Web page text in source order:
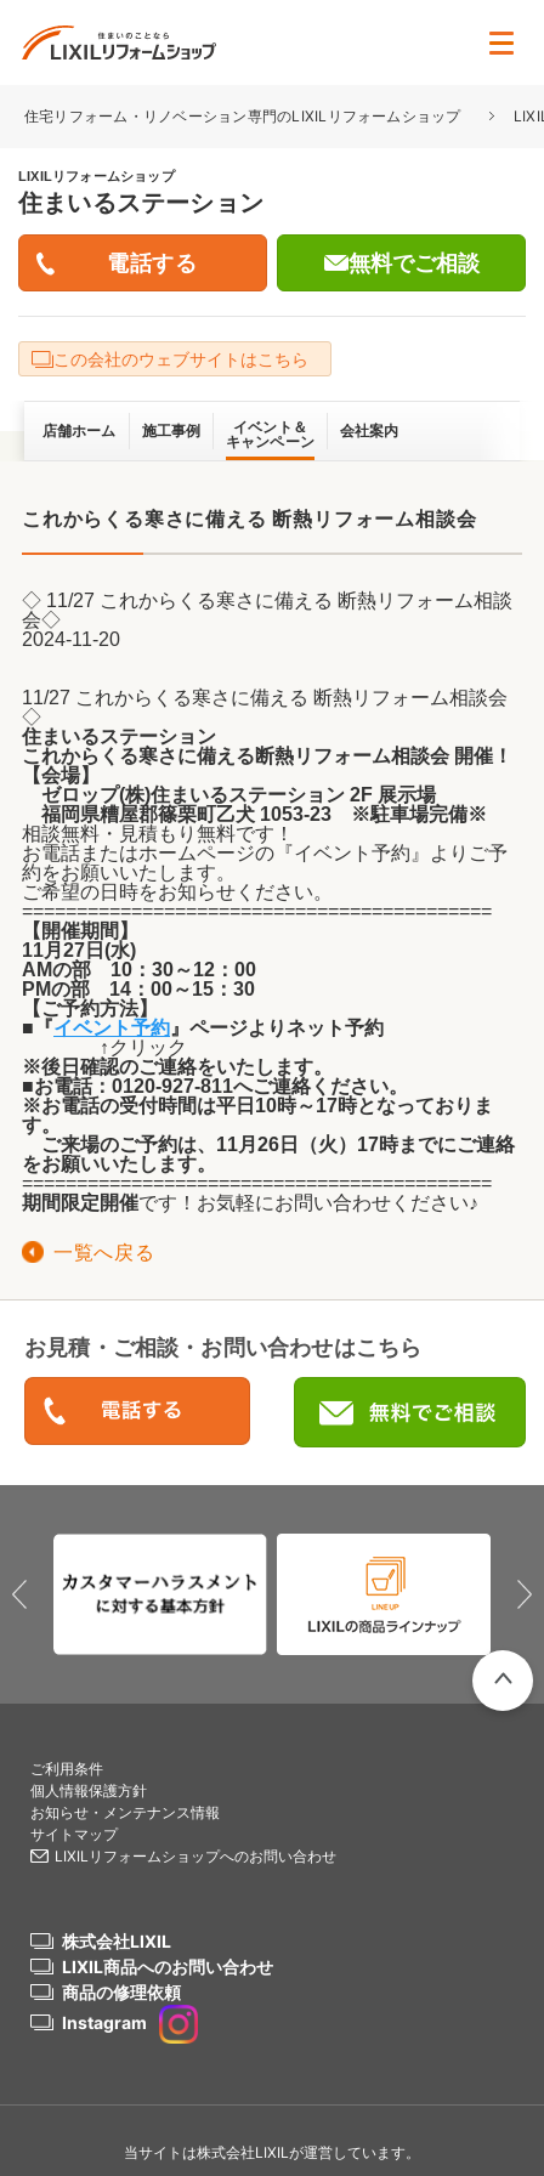
住宅リフォーム・リノベーション専門のLIXILリフォームショップ
LIXILリフォームショップ
住まいるステーション
無料でご相談
この会社のウェブサイトはこちら
店舗ホーム 施工事例
イベント＆
キャンペーン
会社案内
これからくる寒さに備える 断熱リフォーム相談会
◇ 11/27 これからくる寒さに備える 断熱リフォーム相談
会◇
2024-11-20
11/27 これからくる寒さに備える 断熱リフォーム相談会
◇
住まいるステーション
これからくる寒さに備える断熱リフォーム相談会 開催！
【会場】
ゼロップ(株)住まいるステーション 2F 展示場
福岡県糟屋郡篠栗町乙犬 1053-23 ※駐車場完備※
相談無料・見積もり無料です！
お電話またはホームページの『イベント予約』よりご予
約をお願いいたします。
ご希望の日時をお知らせください。
===========================================
【開催期間】
11月27日(水)
AMの部 10：30～12：00
PMの部 14：00～15：30
【ご予約方法】
■『イベント予約 』ページよりネット予約
↑クリック
※後日確認のご連絡をいたします。
■お電話：0120-927-811へご連絡ください。
※お電話の受付時間は平日10時～17時となっておりま
す。
ご来場のご予約は、11月26日（火）17時までにご連絡
をお願いいたします。
===========================================
期間限定開催です！お気軽にお問い合わせください♪
一覧へ戻る
お見積・ご相談・お問い合わせはこちら
ご利用条件
個人情報保護方針
お知らせ・メンテナンス情報
サイトマップ
LIXILリフォームショップへのお問い合わせ
株式会社LIXIL
LIXIL商品へのお問い合わせ
商品の修理依頼
Instagram
当サイトは株式会社LIXILが運営しています。